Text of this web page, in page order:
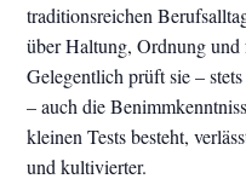
traditionsreichen
über Haltung, Ordnung
Gelegentlich prüft sie –
– auch die
kleinen Tests besteht,
und kultivierter.